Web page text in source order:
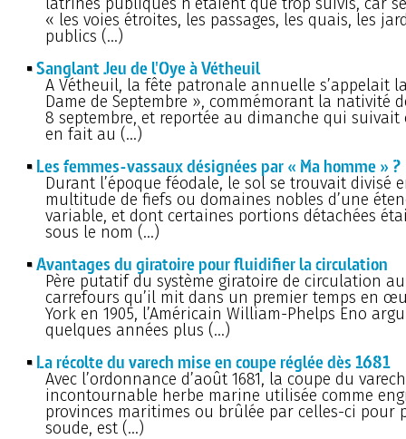
« les voies étroites, les passages, les quais, les
publics (…)
Sanglant Jeu de l'Oye à Vétheuil
A Vétheuil, la fête patronale annuelle s’appelait
Dame de Septembre », commémorant la nativité
8 septembre, et reportée au dimanche qui suivait
en fait au (…)
Les femmes-vassaux désignées par « Ma homme » ?
Durant l’époque féodale, le sol se trouvait divisé
multitude de fiefs ou domaines nobles d’une
variable, et dont certaines portions détachées
sous le nom (…)
Avantages du giratoire pour fluidifier la circulation
Père putatif du système giratoire de circulation
carrefours qu’il mit dans un premier temps en
York en 1905, l’Américain William-Phelps Eno
quelques années plus (…)
La récolte du varech mise en coupe réglée dès 1681
Avec l’ordonnance d’août 1681, la coupe du
incontournable herbe marine utilisée comme
provinces maritimes ou brûlée par celles-ci pour
soude, est (…)